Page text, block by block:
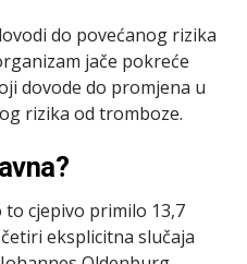
do povećanog rizika
jače pokreće
dovode do promjena u
rizika od tromboze.
cjepivo primilo 13,7
eksplicitna slučaja